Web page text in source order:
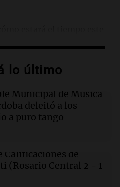
y escala posiciones
lo último
Municipal de Música
deleitó a los
a puro tango
Calificaciones de
(Rosario Central 2 - 1